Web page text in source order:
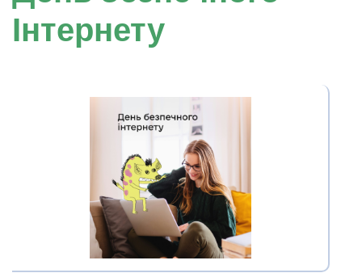
Інтернету